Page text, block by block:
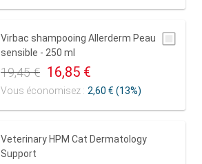
Virbac shampooing Allerderm Peau
sensible - 250 ml
19,45 € 16,85 €
Vous économisez : 2,60 € (13%)
Veterinary HPM Cat Dermatology
Support